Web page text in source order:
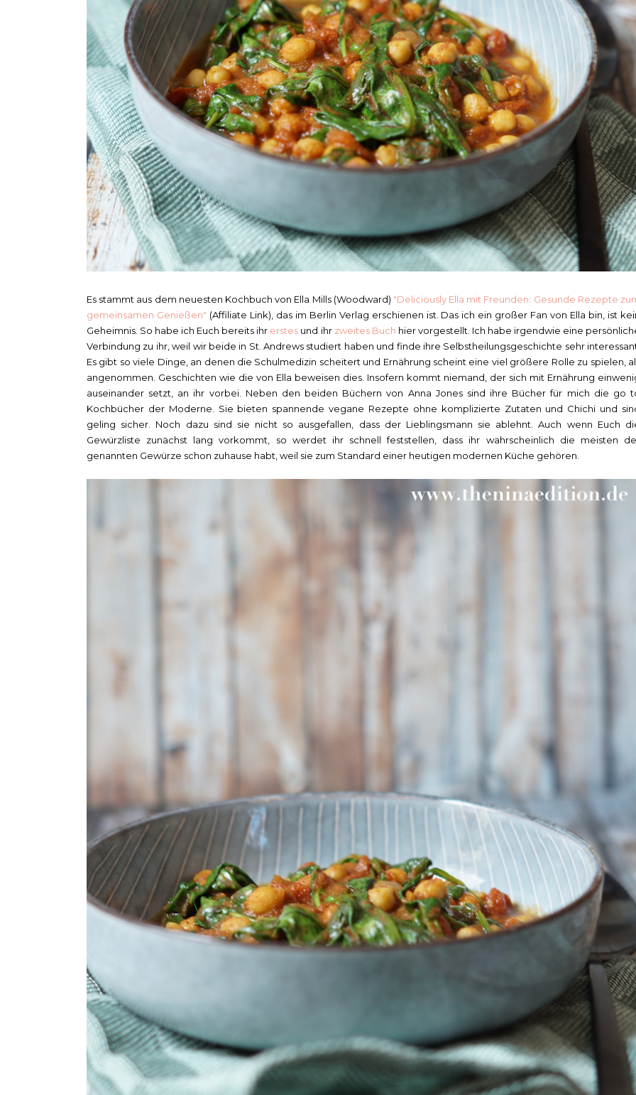
Es stammt aus dem neuesten Kochbuch von Ella Mills (Woodward) "Deliciously Ella mit Freunden: Gesunde Rezepte
gemeinsamen Genießen" (Affiliate Link), das im Berlin Verlag erschienen ist. Das ich ein großer Fan von Ella bin, ist
Geheimnis. So habe ich Euch bereits ihr erstes und ihr zweites Buch hier vorgestellt. Ich habe irgendwie eine
Verbindung zu ihr, weil wir beide in St. Andrews studiert haben und finde ihre Selbstheilungsgeschichte sehr
Es gibt so viele Dinge, an denen die Schulmedizin scheitert und Ernährung scheint eine viel größere Rolle zu spielen,
angenommen. Geschichten wie die von Ella beweisen dies. Insofern kommt niemand, der sich mit Ernährung
auseinander setzt, an ihr vorbei. Neben den beiden Büchern von Anna Jones sind ihre Bücher für mich die go
Kochbücher der Moderne. Sie bieten spannende vegane Rezepte ohne komplizierte Zutaten und Chichi und
geling sicher. Noch dazu sind sie nicht so ausgefallen, dass der Lieblingsmann sie ablehnt. Auch wenn Euch
Gewürzliste zunächst lang vorkommt, so werdet ihr schnell feststellen, dass ihr wahrscheinlich die meisten
genannten Gewürze schon zuhause habt, weil sie zum Standard einer heutigen modernen Küche gehören.